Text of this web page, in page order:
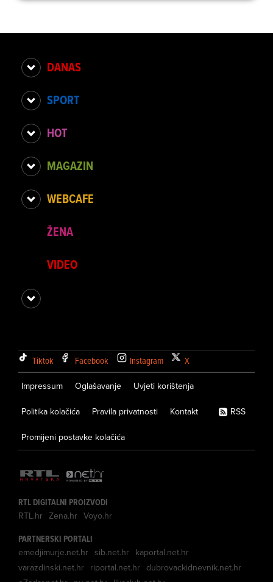
DANAS
SPORT
HOT
MAGAZIN
WEBCAFE
ŽENA
VIDEO
Tiktok Facebook Instagram X
Impressum Oglašavanje Uvjeti korištenja
Politika kolačića Pravila privatnosti Kontakt
Promijeni postavke kolačića
RSS
RTL DIGITALNI PROIZVODI
RTL.hr Zena.hr Voyo.hr
PARTNERSKI PORTALI
emedjimurje.net.hr sib.net.hr kaportal.net.hr
varazdinski.net.hr riportal.net.hr dubrovackidnevnik.net.hr